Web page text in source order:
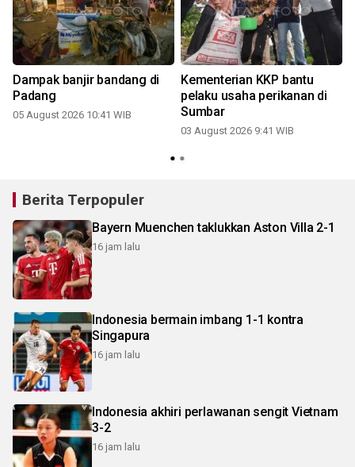
Dampak banjir bandang di
Padang
05 August 2026 10:41 WIB
Kementerian KKP bantu
pelaku usaha perikanan di
Sumbar
03 August 2026 9:41 WIB
Berita Terpopuler
Bayern Muenchen taklukkan Aston Villa 2-1
16 jam lalu
Indonesia bermain imbang 1-1 kontra
Singapura
16 jam lalu
Indonesia akhiri perlawanan sengit Vietnam
3-2
16 jam lalu